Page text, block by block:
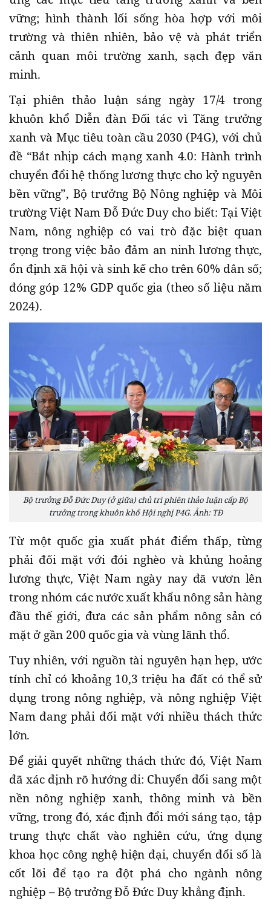
vững; hình thành lối sống hòa hợp với môi
trường và thiên nhiên, bảo vệ và phát triển
cảnh quan môi trường xanh, sạch đẹp văn
minh.
Tại phiên thảo luận sáng ngày 17/4 trong
khuôn khổ Diễn đàn Đối tác vì Tăng trưởng
xanh và Mục tiêu toàn cầu 2030 (P4G), với chủ
đề “Bắt nhịp cách mạng xanh 4.0: Hành trình
chuyển đổi hệ thống lương thực cho kỷ nguyên
bền vững”, Bộ trưởng Bộ Nông nghiệp và Môi
trường Việt Nam Đỗ Đức Duy cho biết: Tại Việt
Nam, nông nghiệp có vai trò đặc biệt quan
trọng trong việc bảo đảm an ninh lương thực,
ổn định xã hội và sinh kế cho trên 60% dân số;
đóng góp 12% GDP quốc gia (theo số liệu năm
2024).
Bộ trưởng Đỗ Đức Duy (ở giữa) chủ trì phiên thảo luận cấp Bộ
trưởng trong khuôn khổ Hội nghị P4G. Ảnh: TĐ
Từ một quốc gia xuất phát điểm thấp, từng
phải đối mặt với đói nghèo và khủng hoảng
lương thực, Việt Nam ngày nay đã vươn lên
trong nhóm các nước xuất khẩu nông sản hàng
đầu thế giới, đưa các sản phẩm nông sản có
mặt ở gần 200 quốc gia và vùng lãnh thổ.
Tuy nhiên, với nguồn tài nguyên hạn hẹp, ước
tính chỉ có khoảng 10,3 triệu ha đất có thể sử
dụng trong nông nghiệp, và nông nghiệp Việt
Nam đang phải đối mặt với nhiều thách thức
lớn.
Để giải quyết những thách thức đó, Việt Nam
đã xác định rõ hướng đi: Chuyển đổi sang một
nền nông nghiệp xanh, thông minh và bền
vững, trong đó, xác định đổi mới sáng tạo, tập
trung thực chất vào nghiên cứu, ứng dụng
khoa học công nghệ hiện đại, chuyển đổi số là
cốt lõi để tạo ra đột phá cho ngành nông
nghiệp – Bộ trưởng Đỗ Đức Duy khẳng định.